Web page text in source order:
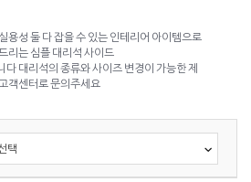
용성 둘 다 잡을 수 있는 인테리어 아이템으로
리는 심플 대리석 사이드
다 대리석의 종류와 사이즈 변경이 가능한 제
객센터로 문의주세요